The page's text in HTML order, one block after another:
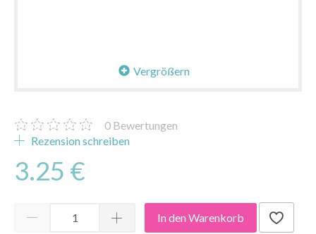
Vergrößern
0 Bewertungen
Rezension schreiben
3.25 €
In den Warenkorb